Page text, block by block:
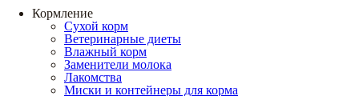
Кормление
Сухой корм
Ветеринарные диеты
Влажный корм
Заменители молока
Лакомства
Миски и контейнеры для корма